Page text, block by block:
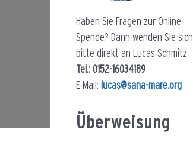
Haben Sie Fragen zur Online-
Spende? Dann wenden Sie sich
bitte direkt an Lucas Schmitz
Tel.: 0152-16034189
E-Mail: lucas@sana-mare.org
Überweisung